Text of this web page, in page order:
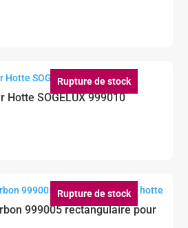
Rupture de stock
Hotte SOGELUX 999010
€.
Rupture de stock
999005 rectangulaire pour